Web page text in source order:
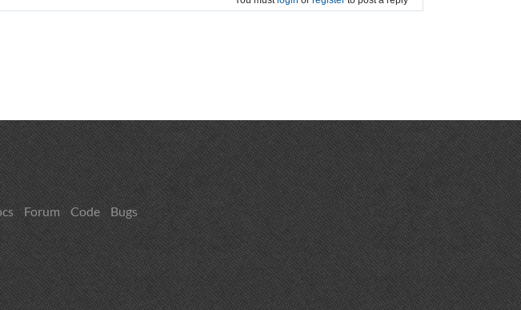
Forum Code
Bugs